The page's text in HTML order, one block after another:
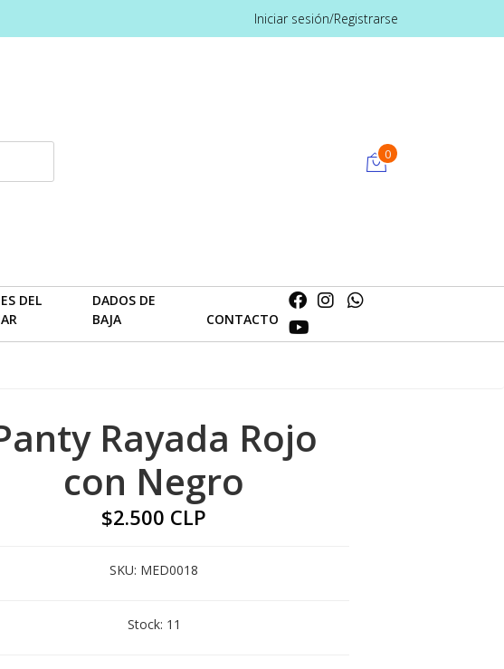
Iniciar sesión/Registrarse
0
DEL
DADOS DE
BAJA
CONTACTO
Rayada Rojo
con Negro
$2.500 CLP
SKU: MED0018
Stock: 11